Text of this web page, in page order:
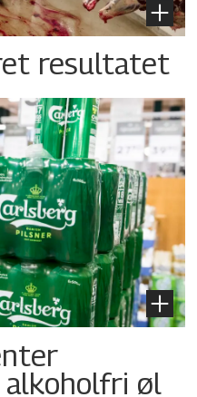
resultatet
øl